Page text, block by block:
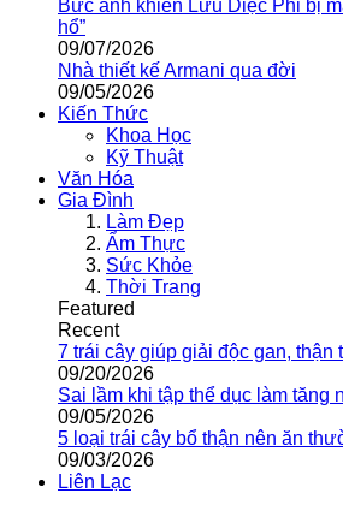
Bức ảnh khiến Lưu Diệc Phi bị
hổ”
09/07/2026
Nhà thiết kế Armani qua đời
09/05/2026
Kiến Thức
Khoa Học
Kỹ Thuật
Văn Hóa
Gia Đình
Làm Đẹp
Ẩm Thực
Sức Khỏe
Thời Trang
Featured
Recent
7 trái cây giúp giải độc gan, thận
09/20/2026
Sai lầm khi tập thể dục làm tăng
09/05/2026
5 loại trái cây bổ thận nên ăn
09/03/2026
Liên Lạc